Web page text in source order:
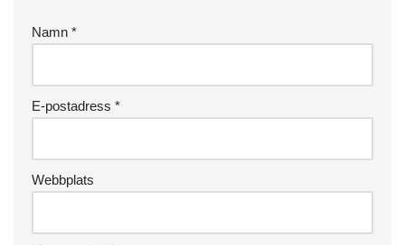
Namn *
E-postadress *
Webbplats